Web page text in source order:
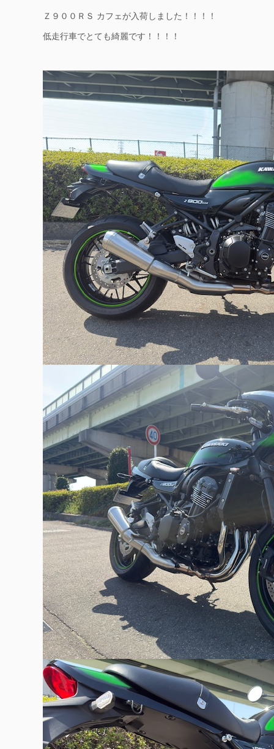
Ｚ９００ＲＳ カフェが入荷しました！！！！
低走行車でとても綺麗です！！！！